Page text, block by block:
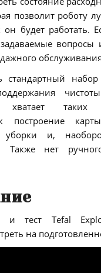
позволит роботу
будет работать.
стандартный
поддержания
таких
построение
уборки и,
Также нет
и тест Tefal
на